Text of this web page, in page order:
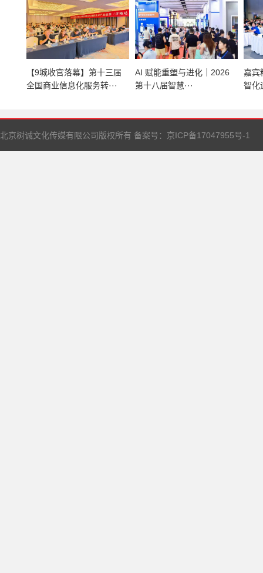
【9城收官落幕】第十三届
全国商业信息化服务转···
AI 赋能重塑与进化｜2026
第十八届智慧···
嘉宾
智化
北京树诚文化传媒有限公司版权所有 备案号： 京ICP备17047955号-1